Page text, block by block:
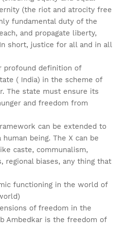
(the riot and atrocity free
fundamental duty of the
and propagate liberty,
short, justice for all and in all
profound definition of
( India) in the scheme of
The state must ensure its
and freedom from
can be extended to
being. The X can be
caste, communalism,
regional biases, any thing that
functioning in the world of
of freedom in the
Ambedkar is the freedom of